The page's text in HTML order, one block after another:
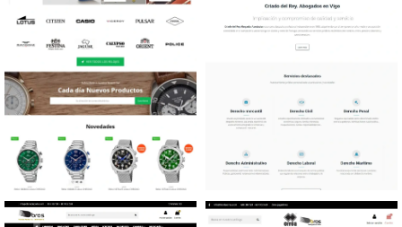
Diseño tienda online
Diseño web Bufete